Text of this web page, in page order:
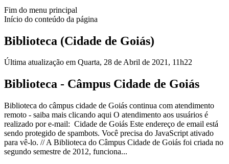
Fim do menu principal
Início do conteúdo da página
Biblioteca (Cidade de Goiás)
Última atualização em Quarta, 28 de Abril de 2021, 11h22
Biblioteca - Câmpus Cidade de Goiás
Biblioteca do câmpus cidade de Goiás continua com atendimento
remoto - saiba mais clicando aqui O atendimento aos usuários é
realizado por e-mail: Cidade de Goiás Este endereço de email está
sendo protegido de spambots. Você precisa do JavaScript ativado
para vê-lo. // A Biblioteca do Câmpus Cidade de Goiás foi criada no
segundo semestre de 2012, funciona...